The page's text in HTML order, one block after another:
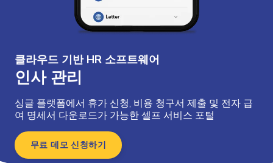
클라우드 기반 HR 소프트웨어
인사 관리
싱글 플랫폼에서 휴가 신청, 비용 청구서 제출 및 전자 급
여 명세서 다운로드가 가능한 셀프 서비스 포털
무료 데모 신청하기